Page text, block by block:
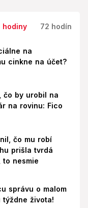
hodiny 72 hodín
na
cinkne na účet?
čo by urobil na
na rovinu: Fico
čo mu robí
prišla tvrdá
to nesmie
správu o malom
týždne života!